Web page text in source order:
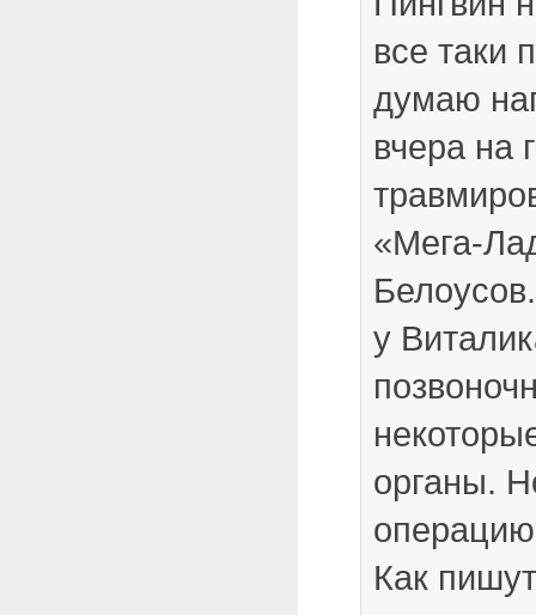
все таки
думаю
вчера на
«Мега-
у
органы.
Как